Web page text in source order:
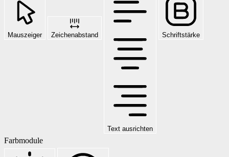
Mauszeiger Zeichenabstand
Text ausrichten
Schriftstärke
Farbmodule